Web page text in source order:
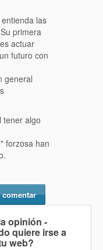
las
primera
actuar
futuro con
general
tener algo
forzosa han
opinión -
quiere irse a
web?